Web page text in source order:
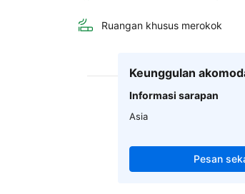
Ruangan khusus merokok
Keunggulan
Informasi sarapan
Asia
Pesan